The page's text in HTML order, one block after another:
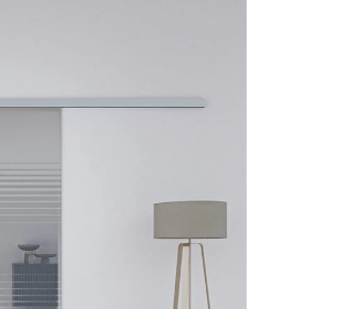
Streifen
Streifen
Satiniertes ESG